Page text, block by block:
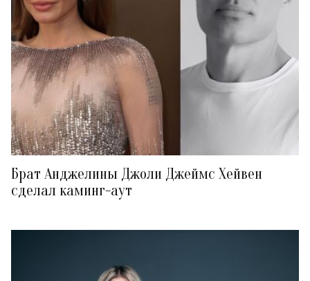
Брат Анджелины Джоли Джеймс Хейвен
сделал каминг-аут